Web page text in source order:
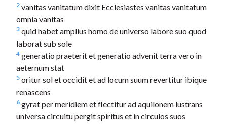
2 vanitas vanitatum dixit Ecclesiastes vanitas vanitatum
omnia vanitas
3 quid habet amplius homo de universo labore suo quod
laborat sub sole
4 generatio praeterit et generatio advenit terra vero in
aeternum stat
5 oritur sol et occidit et ad locum suum revertitur ibique
renascens
6 gyrat per meridiem et flectitur ad aquilonem lustrans
universa circuitu pergit spiritus et in circulos suos